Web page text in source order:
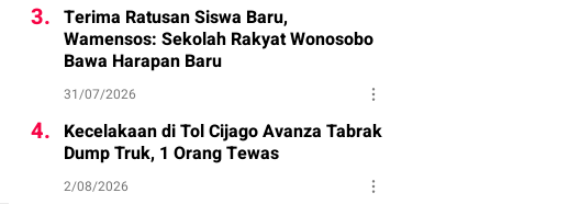
3. Terima Ratusan Siswa Baru,
Wamensos: Sekolah Rakyat Wonosobo
Bawa Harapan Baru
31/07/2026
4. Kecelakaan di Tol Cijago Avanza Tabrak
Dump Truk, 1 Orang Tewas
2/08/2026